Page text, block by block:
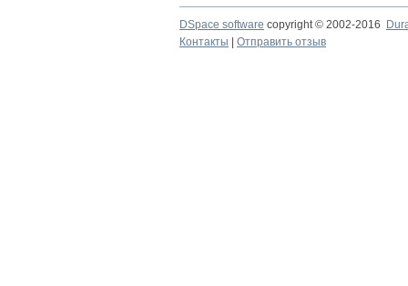
DSpace software copyright © 2002-2016
Контакты
Отправить отзыв